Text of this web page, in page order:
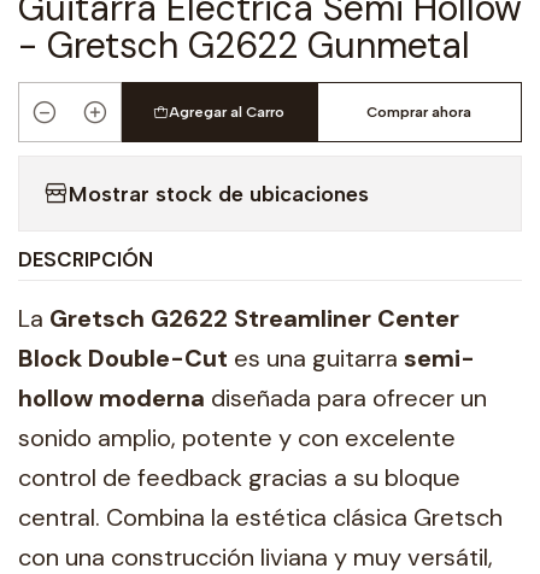
- Gretsch G2622 Gunmetal
Cantidad
Agregar al Carro Comprar ahora
Mostrar stock de ubicaciones
DESCRIPCIÓN
La Gretsch G2622 Streamliner Center
Block Double-Cut es una guitarra semi-
hollow moderna diseñada para ofrecer un
sonido amplio, potente y con excelente
control de feedback gracias a su bloque
central. Combina la estética clásica Gretsch
con una construcción liviana y muy versátil,